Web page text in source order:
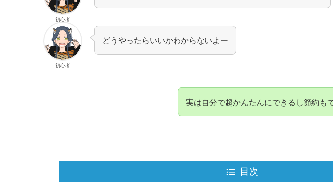
初心者
初心者
どうやったらいいかわからないよー
実は自分で超かんたんにできるし節約も
目次